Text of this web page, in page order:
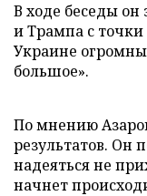
В ходе беседы он
и Трампа с
Украине
большое».
По мнению
результатов. Он
надеяться не
начнет